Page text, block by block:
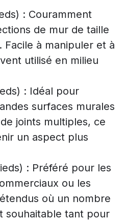
: Couramment
de mur de taille
Facile à manipuler et à
utilisé en milieu
: Idéal pour
surfaces murales
joints multiples, ce
un aspect plus
: Préféré pour les
ou les
où un nombre
souhaitable tant pour